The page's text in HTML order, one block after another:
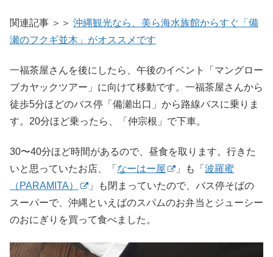
関連記事 ＞＞ 沖縄観光なら、美ら海水族館からすぐ「備
瀬のフクギ並木」がオススメです
一福茶屋さんを後にしたら、午後のイベント「マングロー
ブカヤックツアー」に向けて移動です。一福茶屋さんから
徒歩5分ほどのバス停「備瀬出口」から路線バスに乗りま
す。20分ほど乗ったら、「仲宗根」で下車。
30〜40分ほど時間があるので、昼食を取ります。行きた
いと思っていたお店、「 なーはー屋 」も「 波羅蜜
（PARAMITA）
」も閉まっていたので、バス停そばの
スーパーで、沖縄といえばのスパムのお弁当とジューシー
のおにぎりを買って食べました。